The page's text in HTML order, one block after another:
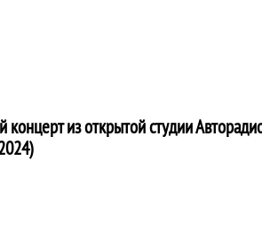
концерт из открытой студии